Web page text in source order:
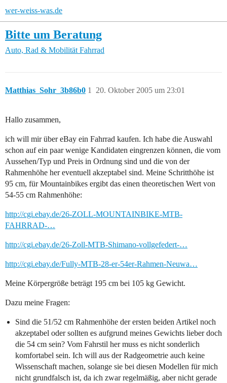
wer-weiss-was.de
Bitte um Beratung
Auto, Rad & Mobilität Fahrrad
Matthias_Sohr_3b86b0 20. Oktober 2005 um 23:01
1
Hallo zusammen,
ich will mir über eBay ein Fahrrad kaufen. Ich habe die Auswahl
schon auf ein paar wenige Kandidaten eingrenzen können, die vom
Aussehen/Typ und Preis in Ordnung sind und die von der
Rahmenhöhe her eventuell akzeptabel sind. Meine Schritthöhe ist
95 cm, für Mountainbikes ergibt das einen theoretischen Wert von
54-55 cm Rahmenhöhe:
http://cgi.ebay.de/26-ZOLL-MOUNTAINBIKE-MTB-
FAHRRAD-…
http://cgi.ebay.de/26-Zoll-MTB-Shimano-vollgefedert-…
http://cgi.ebay.de/Fully-MTB-28-er-54er-Rahmen-Neuwa…
Meine Körpergröße beträgt 195 cm bei 105 kg Gewicht.
Dazu meine Fragen:
Sind die 51/52 cm Rahmenhöhe der ersten beiden Artikel noch
akzeptabel oder sollten es aufgrund meines Gewichts lieber doch
die 54 cm sein? Vom Fahrstil her muss es nicht sonderlich
komfortabel sein. Ich will aus der Radgeometrie auch keine
Wissenschaft machen, solange sie bei diesen Modellen für mich
nicht grundfalsch ist, da ich zwar regelmäßig, aber nicht gerade